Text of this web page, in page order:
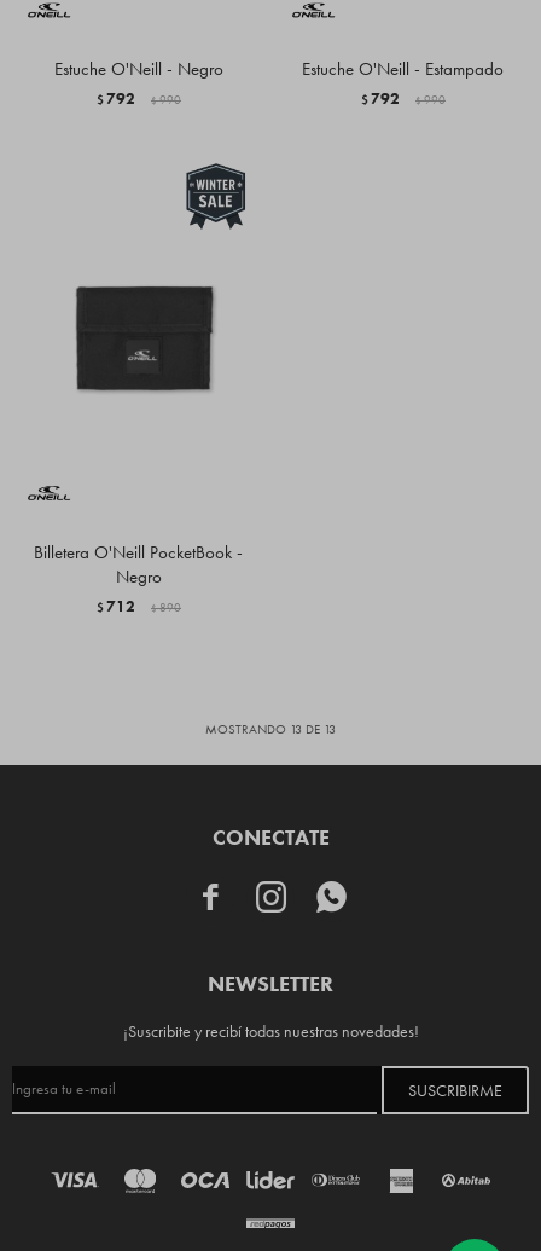
Estuche O'Neill - Negro
$792 $ 990
Estuche O'Neill - Estampado
$792 $ 990
Billetera O'Neill PocketBook -
Negro
$712 $ 890
MOSTRANDO 13 DE 13
CONECTATE
  
NEWSLETTER
¡Suscribite y recibí todas nuestras novedades!
SUSCRIBIRME